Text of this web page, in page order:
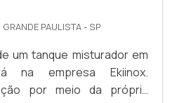
GRANDE PAULISTA - SP
um tanque misturador em
na empresa Ekiinox.
por meio da própria